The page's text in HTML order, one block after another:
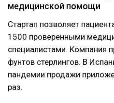
медицинской помощи
Стартап позволяет
1500 проверенными
специалистами. Компания
фунтов стерлингов. В
пандемии продажи
раз.